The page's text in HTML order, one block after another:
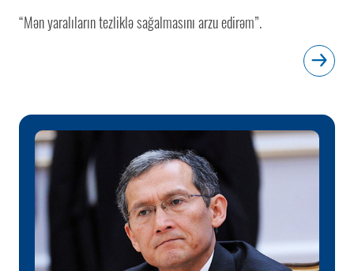
“Mən yaralıların tezliklə sağalmasını arzu edirəm”.